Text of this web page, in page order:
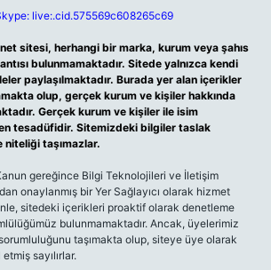
live:.cid.575569c608265c69
sitesi, herhangi bir marka, kurum veya şahıs
bulunmamaktadır. Sitede yalnızca kendi
paylaşılmaktadır. Burada yer alan içerikler
olup, gerçek kurum ve kişiler hakkında
Gerçek kurum ve kişiler ile isim
tesadüfidir. Sitemizdeki bilgiler taslak
taşımazlar.
gereğince Bilgi Teknolojileri ve İletişim
onaylanmış bir Yer Sağlayıcı olarak hizmet
sitedeki içerikleri proaktif olarak denetleme
bulunmamaktadır. Ancak, üyelerimiz
taşımakta olup, siteye üye olarak
sayılırlar.